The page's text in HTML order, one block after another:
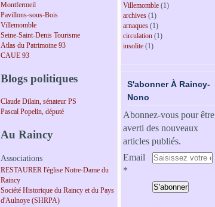
Montfermeil
Pavillons-sous-Bois
Villemomble
Seine-Saint-Denis Tourisme
Atlas du Patrimoine 93
CAUE 93
Blogs politiques
Claude Dilain, sénateur PS
Pascal Popelin, député
Au Raincy
Associations
RESTAURER l'église Notre-Dame du
Raincy
Société Historique du Raincy et du Pays
d'Aulnoye (SHRPA)
Villemomble (1)
archives (1)
arnaques (1)
circulation (1)
insolite (1)
S'abonner À Raincy-
Nono
Abonnez-vous pour être
averti des nouveaux
articles publiés.
Email